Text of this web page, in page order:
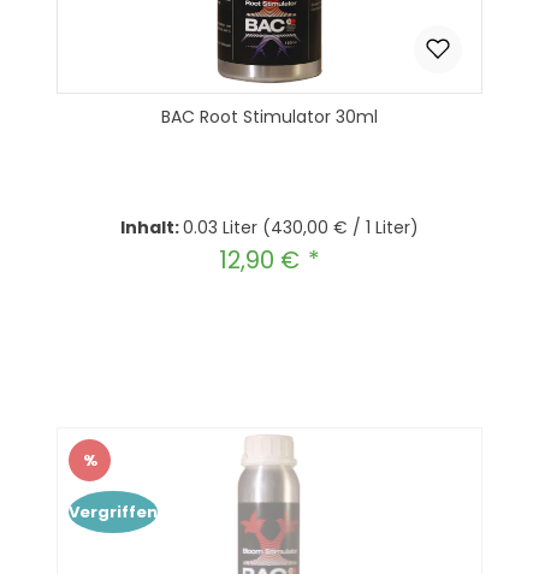
BAC Root Stimulator 30ml
Inhalt:0.03 Liter (430,00 € / 1 Liter)
Regulärer Preis:
12,90 €
Rabatt
%
Vergriffen